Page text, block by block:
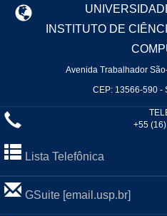
INSTITUTO DE
Avenida Trabalhador
CEP: 13566-590 -
+55
Lista Telefônica
GSuite [email.usp.br]